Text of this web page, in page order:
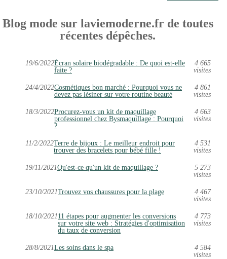
Blog mode sur laviemoderne.fr de toutes
récentes dépêches.
19/6/2022Écran solaire biodégradable : De quoi est-elle
faite ?
4 665
visites
24/4/2022Cosmétiques bon marché : Pourquoi vous ne
devez pas lésiner sur votre routine beauté
4 861
visites
18/3/2022Procurez-vous un kit de maquillage
professionnel chez Bysmaquillage : Pourquoi
?
4 663
visites
11/2/2022Terre de bijoux : Le meilleur endroit pour
trouver des bracelets pour bébé fille !
4 531
visites
19/11/2021Qu'est-ce qu'un kit de maquillage ?
5 273
visites
23/10/2021Trouvez vos chaussures pour la plage
4 467
visites
18/10/202111 étapes pour augmenter les conversions
sur votre site web : Stratégies d'optimisation
du taux de conversion
4 773
visites
28/8/2021Les soins dans le spa
4 584
visites